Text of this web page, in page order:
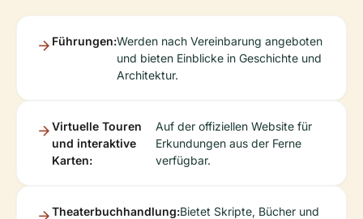
Führungen:Werden nach Vereinbarung angeboten
und bieten Einblicke in Geschichte und
Architektur.
Virtuelle Touren
und interaktive
Karten:
Auf der offiziellen Website für
Erkundungen aus der Ferne
verfügbar.
Theaterbuchhandlung:Bietet Skripte, Bücher und